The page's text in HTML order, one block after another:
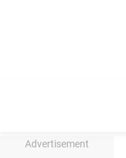
Advertisement